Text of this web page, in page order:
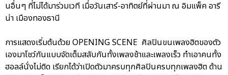
นอื่นๆ ที่ไม่ได้มาร่วมเวที เมื่อวันเสาร์-อาทิตย์ที่ผ่านมา ณ อิมแพ็ค อารี
น่า เมืองทองธานี
การแสดงเริ่มต้นด้วย OPENING SCENE ศิลปินขนเพลงฮิตของตัว
เองมาโชว์กันแบบจัดเต็มสลับกันทั้งเพลงช้าและเพลงเร็ว ทำเอาคนทั้ง
ฮอลล์นั่งไม่ติด เรียกได้ว่าเปิดตัวมาครบทุกศิลปินครบทุกเพลงฮิต ด้าน